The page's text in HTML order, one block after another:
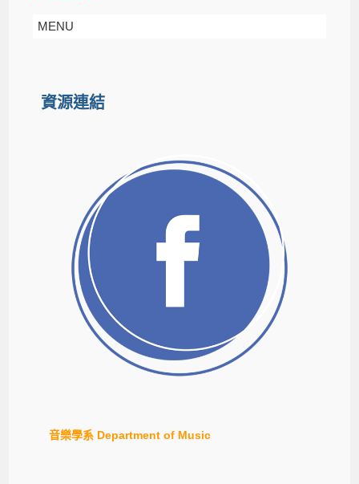
MENU
資源連結
音樂學系 Department of Music